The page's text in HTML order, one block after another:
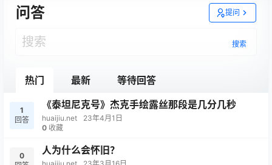
问答 提问
搜索
热门 最新 等待回答
1
回答
《泰坦尼克号》杰克手绘露丝那段是几分几秒
huaijiu.net
23年4月1日
0 收藏
0
人为什么会怀旧？